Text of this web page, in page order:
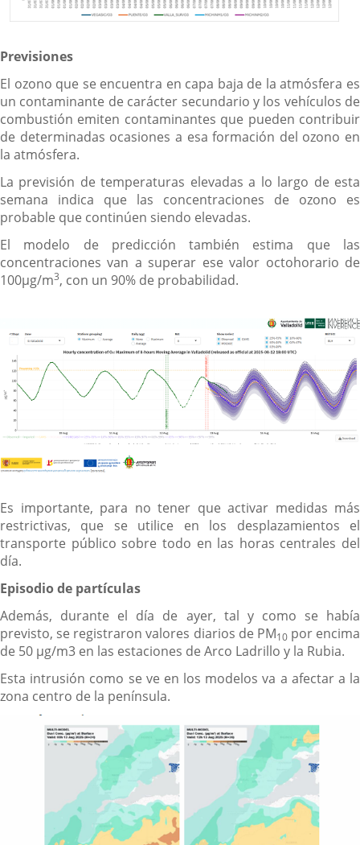
Previsiones
El ozono que se encuentra en capa baja de la atmósfera es
un contaminante de carácter secundario y los vehículos de
combustión emiten contaminantes que pueden contribuir
de determinadas ocasiones a esa formación del ozono en
la atmósfera.
La previsión de temperaturas elevadas a lo largo de esta
semana indica que las concentraciones de ozono es
probable que continúen siendo elevadas.
El modelo de predicción también estima que las
concentraciones van a superar ese valor octohorario de
100µg/m3, con un 90% de probabilidad.
Es importante, para no tener que activar medidas más
restrictivas, que se utilice en los desplazamientos el
transporte público sobre todo en las horas centrales del
día.
Episodio de partículas
Además, durante el día de ayer, tal y como se había
previsto, se registraron valores diarios de PM10por encima
de 50 µg/m3 en las estaciones de Arco Ladrillo y la Rubia.
Esta intrusión como se ve en los modelos va a afectar a la
zona centro de la península.